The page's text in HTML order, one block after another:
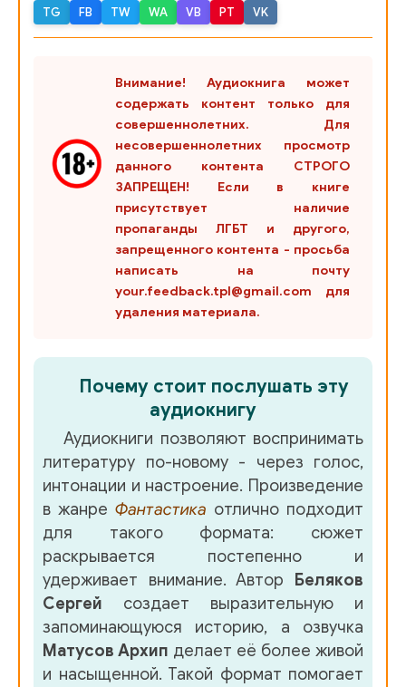
TG FB TW WA VB PT VK
Внимание! Аудиокнига может
содержать контент только для
совершеннолетних. Для
несовершеннолетних просмотр
данного контента СТРОГО
ЗАПРЕЩЕН! Если в книге
присутствует наличие
пропаганды ЛГБТ и другого,
запрещенного контента - просьба
написать на почту
your.feedback.tpl@gmail.com для
удаления материала.
Почему стоит послушать эту
аудиокнигу
Аудиокниги позволяют воспринимать
литературу по-новому - через голос,
интонации и настроение. Произведение
в жанре Фантастика отлично подходит
для такого формата: сюжет
раскрывается постепенно и
удерживает внимание. Автор
Беляков
Сергей создает выразительную и
запоминающуюся историю, а озвучка
Матусов Архип делает её более живой
и насыщенной. Такой формат помогает